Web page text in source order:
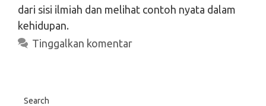
dari sisi ilmiah dan melihat contoh nyata dalam
kehidupan.
Tinggalkan komentar
Search